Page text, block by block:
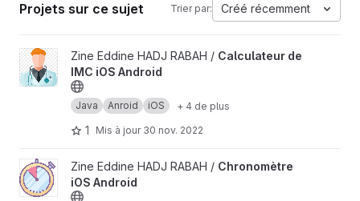
Projets sur ce sujet Trier par: Créé récemment
Afficher le projet Calculateur de IMC iOS Android
Zine Eddine HADJ RABAH / Calculateur de
IMC iOS Android
Java Anroid iOS + 4 de plus
1 Mis à jour 30 nov. 2022
Afficher le projet Chronomètre iOS Android
Zine Eddine HADJ RABAH / Chronomètre
iOS Android